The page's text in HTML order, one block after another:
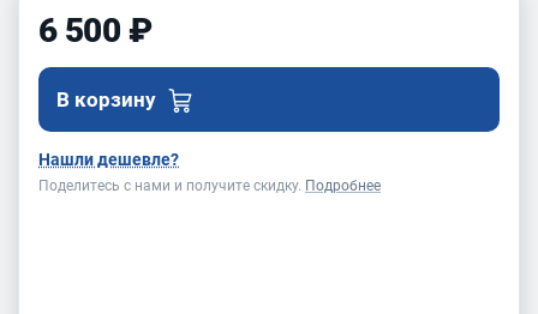
6 500 ₽
В корзину
Нашли дешевле?
Поделитесь с нами и получите скидку. Подробнее